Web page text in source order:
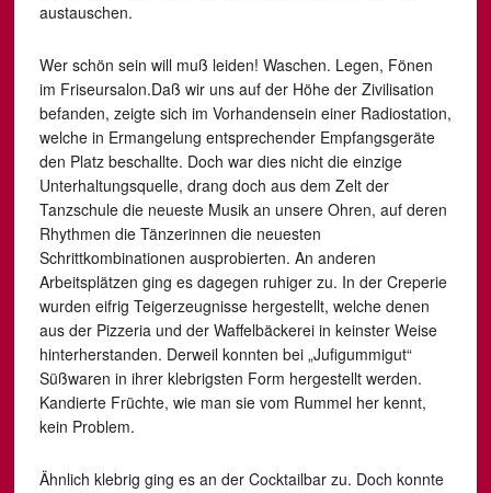
austauschen.
Wer schön sein will muß leiden! Waschen. Legen, Fönen
im Friseursalon.Daß wir uns auf der Höhe der Zivilisation
befanden, zeigte sich im Vorhandensein einer Radiostation,
welche in Ermangelung entsprechender Empfangsgeräte
den Platz beschallte. Doch war dies nicht die einzige
Unterhaltungsquelle, drang doch aus dem Zelt der
Tanzschule die neueste Musik an unsere Ohren, auf deren
Rhythmen die Tänzerinnen die neuesten
Schrittkombinationen ausprobierten. An anderen
Arbeitsplätzen ging es dagegen ruhiger zu. In der Creperie
wurden eifrig Teigerzeugnisse hergestellt, welche denen
aus der Pizzeria und der Waffelbäckerei in keinster Weise
hinterherstanden. Derweil konnten bei „Jufigummigut“
Süßwaren in ihrer klebrigsten Form hergestellt werden.
Kandierte Früchte, wie man sie vom Rummel her kennt,
kein Problem.
Ähnlich klebrig ging es an der Cocktailbar zu. Doch konnte